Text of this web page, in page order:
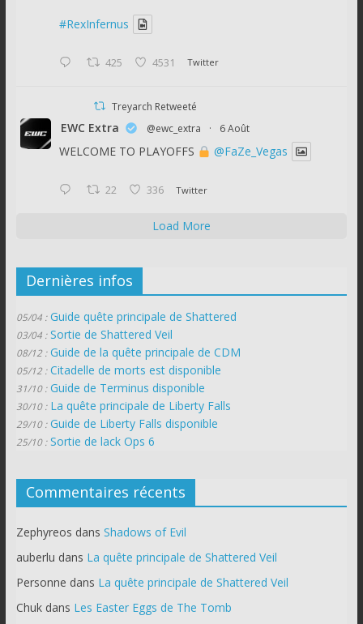
#RexInfernus
425 4531 Twitter
Treyarch Retweeté
EWC Extra @ewc_extra · 6 Août
WELCOME TO PLAYOFFS @FaZe_Vegas
22 336 Twitter
Load More
Dernières infos
05/04 : Guide quête principale de Shattered
03/04 : Sortie de Shattered Veil
08/12 : Guide de la quête principale de CDM
05/12 : Citadelle de morts est disponible
31/10 : Guide de Terminus disponible
30/10 : La quête principale de Liberty Falls
29/10 : Guide de Liberty Falls disponible
25/10 : Sortie de lack Ops 6
Commentaires récents
Zephyreos dans Shadows of Evil
auberlu dans La quête principale de Shattered Veil
Personne dans La quête principale de Shattered Veil
Chukdans Les Easter Eggs de The Tomb